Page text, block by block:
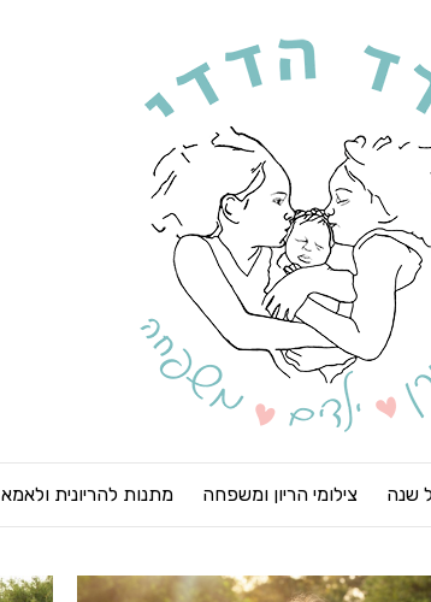
שנה צילומי הריון ומשפחה מתנות להריונית ולאמא